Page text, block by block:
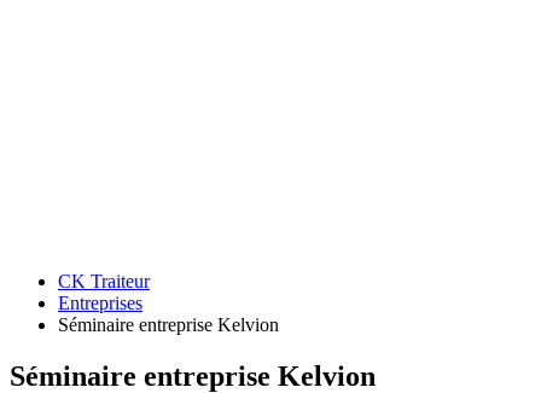
CK Traiteur
Entreprises
Séminaire entreprise Kelvion
Séminaire entreprise Kelvion